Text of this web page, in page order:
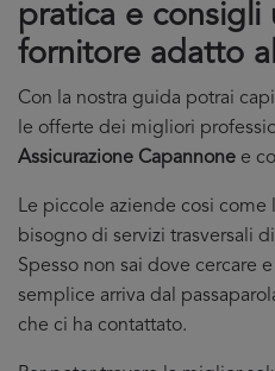
pratica e
fornitore adatto
Con la nostra guida potrai
le offerte dei migliori
Assicurazione Capannone e
Le piccole aziende cosi come
bisogno di servizi trasversali di
Spesso non sai dove cercare
semplice arriva dal
che ci ha contattato.